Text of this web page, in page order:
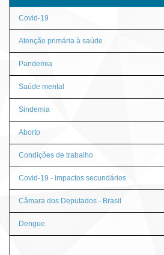
Covid-19
Atenção primária à saúde
Pandemia
Saúde mental
Sindemia
Aborto
Condições de trabalho
Covid-19 - impactos secundários
Câmara dos Deputados - Brasil
Dengue